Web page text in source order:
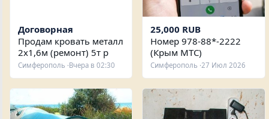
Договорная
Продам кровать металл
2х1,6м (ремонт) 5т р
Симферополь ·Вчера в 02:30
25,000 RUB
Номер 978-88*-2222
(Крым МТС)
Симферополь ·27 Июл 2026